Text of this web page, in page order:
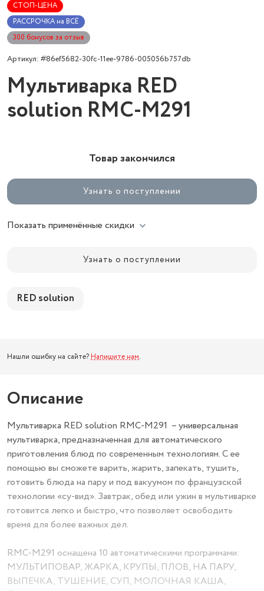
СТОП-ЦЕНА
РАССРОЧКА на ВСЁ
300 бонусов за отзыв
Артикул: #86ef5682-30fc-11ee-9786-005056b757db
Мультиварка RED
solution RMC-M291
Товар закончился
Узнать о поступлении
Показать применённые скидки
Узнать о поступлении
RED solution
Нашли ошибку на сайте? Напишите нам.
Описание
Мультиварка RED solution RMC-M291 – универсальная
мультиварка, предназначенная для автоматического
приготовления блюд по современным технологиям. С ее
помощью вы сможете варить, жарить, запекать, тушить,
готовить блюда на пару и под вакуумом по французской
технологии «су-вид». Завтрак, обед или ужин в мультиварке
готовится легко и быстро, что позволяет освободить
время для более важных дел.
RMC-M291 оснащена 10 автоматическими программами:
МУЛЬТИПОВАР, ЖАРКА, КРУПЫ, ПЛОВ, НА ПАРУ,
ВЫПЕЧКА, ТУШЕНИЕ, СУП, МОЛОЧНАЯ КАША,